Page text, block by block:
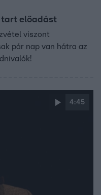
tart előadást
viszont
pár nap van hátra az
4:45